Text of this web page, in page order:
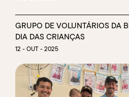
GRUPO DE VOLUNTÁRIOS DA
DIA DAS CRIANÇAS
12 - OUT - 2025